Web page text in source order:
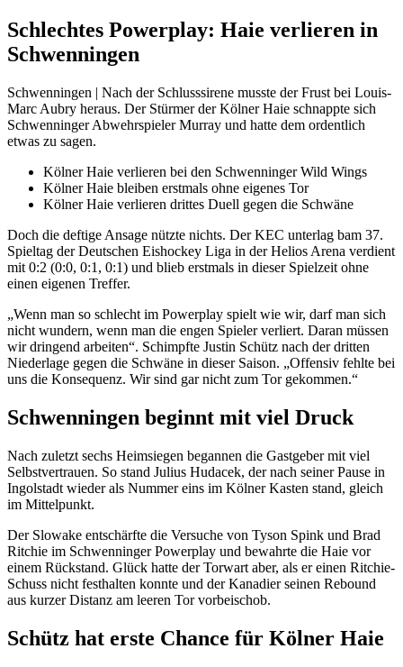
Schlechtes Powerplay: Haie verlieren in
Schwenningen
Schwenningen | Nach der Schlusssirene musste der Frust bei Louis-
Marc Aubry heraus. Der Stürmer der Kölner Haie schnappte sich
Schwenninger Abwehrspieler Murray und hatte dem ordentlich
etwas zu sagen.
Kölner Haie verlieren bei den Schwenninger Wild Wings
Kölner Haie bleiben erstmals ohne eigenes Tor
Kölner Haie verlieren drittes Duell gegen die Schwäne
Doch die deftige Ansage nützte nichts. Der KEC unterlag bam 37.
Spieltag der Deutschen Eishockey Liga in der Helios Arena verdient
mit 0:2 (0:0, 0:1, 0:1) und blieb erstmals in dieser Spielzeit ohne
einen eigenen Treffer.
„Wenn man so schlecht im Powerplay spielt wie wir, darf man sich
nicht wundern, wenn man die engen Spieler verliert. Daran müssen
wir dringend arbeiten“. Schimpfte Justin Schütz nach der dritten
Niederlage gegen die Schwäne in dieser Saison. „Offensiv fehlte bei
uns die Konsequenz. Wir sind gar nicht zum Tor gekommen.“
Schwenningen beginnt mit viel Druck
Nach zuletzt sechs Heimsiegen begannen die Gastgeber mit viel
Selbstvertrauen. So stand Julius Hudacek, der nach seiner Pause in
Ingolstadt wieder als Nummer eins im Kölner Kasten stand, gleich
im Mittelpunkt.
Der Slowake entschärfte die Versuche von Tyson Spink und Brad
Ritchie im Schwenninger Powerplay und bewahrte die Haie vor
einem Rückstand. Glück hatte der Torwart aber, als er einen Ritchie-
Schuss nicht festhalten konnte und der Kanadier seinen Rebound
aus kurzer Distanz am leeren Tor vorbeischob.
Schütz hat erste Chance für Kölner Haie